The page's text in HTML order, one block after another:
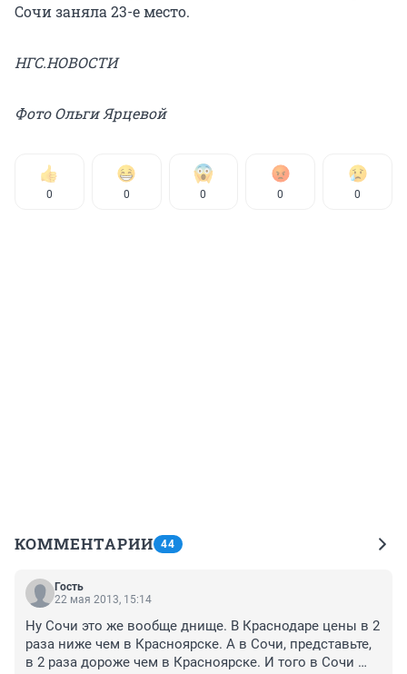
Сочи заняла 23-е место.
НГС.НОВОСТИ
Фото Ольги Ярцевой
0 0 0 0 0
КОММЕНТАРИИ 44
Гость
22 мая 2013, 15:14
Ну Сочи это же вообще днище. В Краснодаре цены в 2
раза ниже чем в Красноярске. А в Сочи, представьте,
в 2 раза дороже чем в Красноярске. И того в Сочи